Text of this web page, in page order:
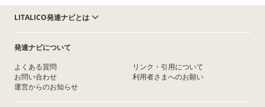
LITALICO発達ナビとは
発達ナビについて
よくある質問
お問い合わせ
運営からのお知らせ
リンク・引用について
利用者さまへのお願い